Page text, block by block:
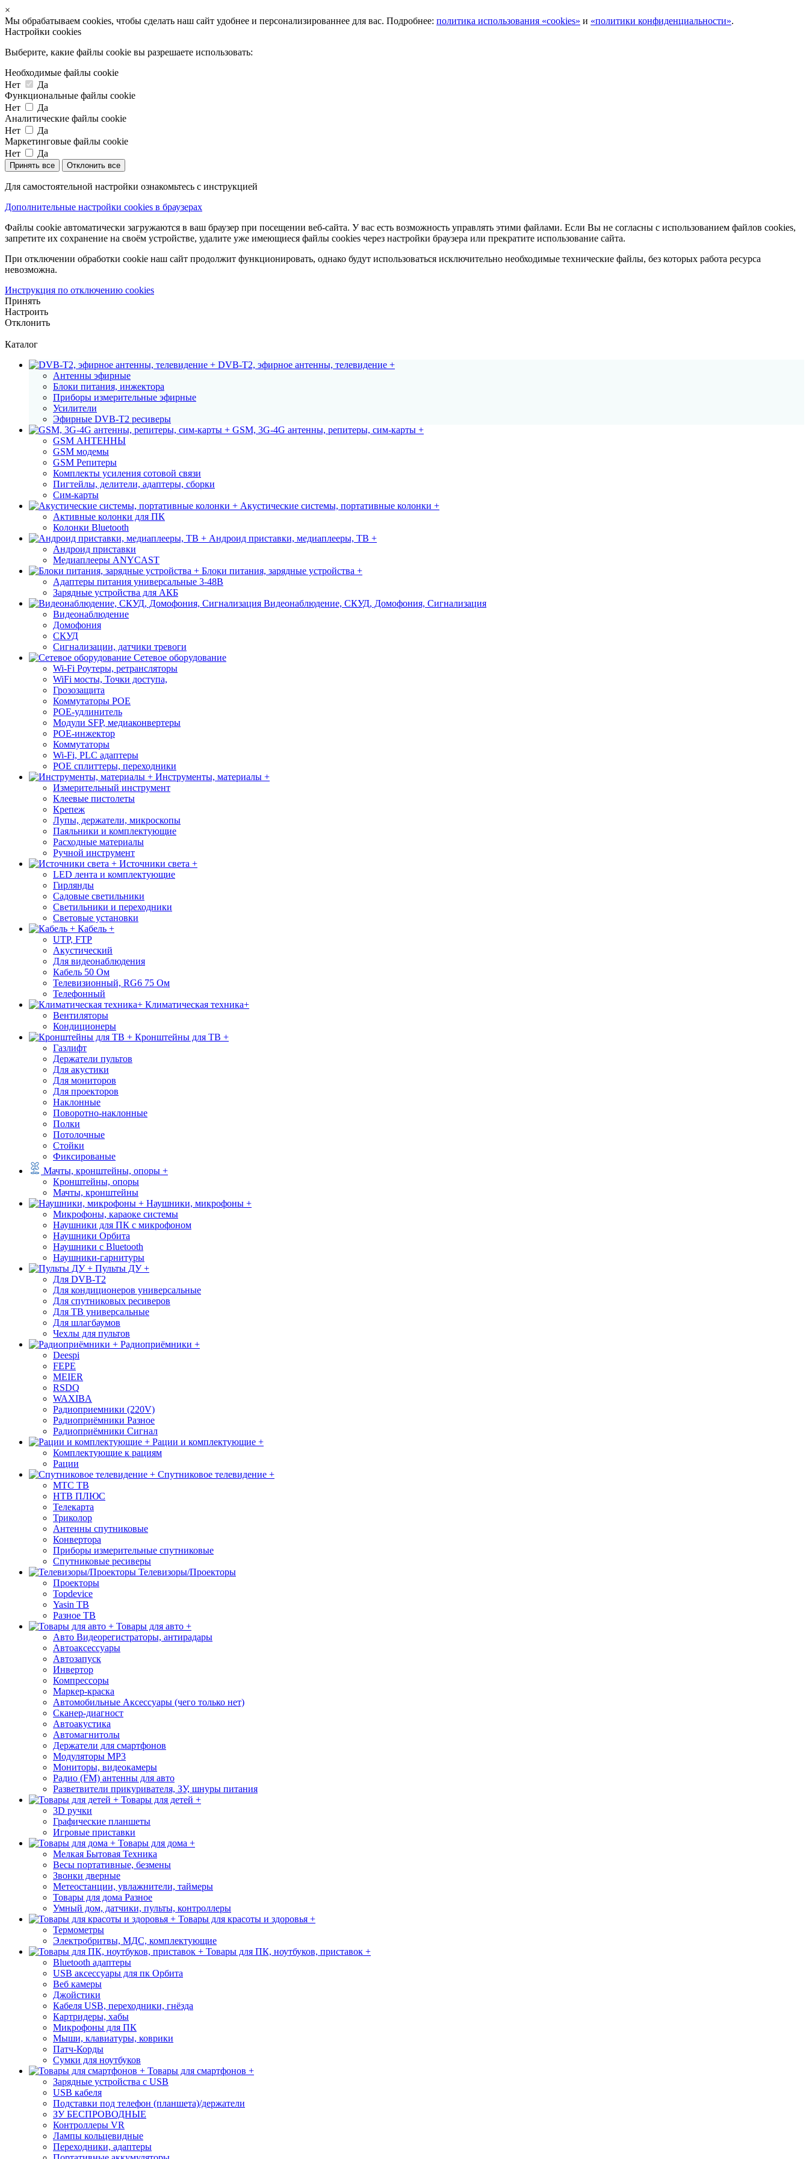
×
Мы обрабатываем cookies, чтобы сделать наш сайт удобнее и персонализированнее для вас. Подробнее: политика использования «cookies» и «политики конфиденциальности».
Настройки cookies
Выберите, какие файлы cookie вы разрешаете использовать:
Необходимые файлы cookie
Нет
Да
Функциональные файлы cookie
Нет
Да
Аналитические файлы cookie
Нет
Да
Маркетинговые файлы cookie
Нет
Да
Принять все Отклонить все
Для самостоятельной настройки ознакомьтесь с инструкцией
Дополнительные настройки cookies в браузерах
Файлы cookie автоматически загружаются в ваш браузер при посещении веб-сайта. У вас есть возможность управлять этими файлами. Если Вы не согласны с использованием файлов cookies,
запретите их сохранение на своём устройстве, удалите уже имеющиеся файлы cookies через настройки браузера или прекратите использование сайта.
При отключении обработки cookie наш сайт продолжит функционировать, однако будут использоваться исключительно необходимые технические файлы, без которых работа ресурса
невозможна.
Инструкция по отключению cookies
Принять
Настроить
Отклонить
Каталог
DVB-T2, эфирное антенны, телевидение +
Антенны эфирные
Блоки питания, инжектора
Приборы измерительные эфирные
Усилители
Эфирные DVB-T2 ресиверы
GSM, 3G-4G антенны, репитеры, сим-карты +
GSM АНТЕННЫ
GSM модемы
GSM Репитеры
Комплекты усиления сотовой связи
Пигтейлы, делители, адаптеры, сборки
Сим-карты
Акустические системы, портативные колонки +
Активные колонки для ПК
Колонки Bluetooth
Андроид приставки, медиаплееры, ТВ +
Андроид приставки
Медиаплееры ANYCAST
Блоки питания, зарядные устройства +
Адаптеры питания универсальные 3-48В
Зарядные устройства для АКБ
Видеонаблюдение, СКУД, Домофония, Сигнализация
Видеонаблюдение
Домофония
СКУД
Сигнализации, датчики тревоги
Сетевое оборудование
Wi-Fi Роутеры, ретрансляторы
WiFi мосты, Точки доступа,
Грозозащита
Коммутаторы POE
POE-удлинитель
Модули SFP, медиаконвертеры
POE-инжектор
Коммутаторы
Wi-Fi, PLC адаптеры
POE сплиттеры, переходники
Инструменты, материалы +
Измерительный инструмент
Клеевые пистолеты
Крепеж
Лупы, держатели, микроскопы
Паяльники и комплектующие
Расходные материалы
Ручной инструмент
Источники света +
LED лента и комплектующие
Гирлянды
Садовые светильники
Светильники и переходники
Световые установки
Кабель +
UTP, FTP
Акустический
Для видеонаблюдения
Кабель 50 Ом
Телевизионный, RG6 75 Ом
Телефонный
Климатическая техника+
Вентиляторы
Кондиционеры
Кронштейны для ТВ +
Газлифт
Держатели пультов
Для акустики
Для мониторов
Для проекторов
Наклонные
Поворотно-наклонные
Полки
Потолочные
Стойки
Фиксированые
Мачты, кронштейны, опоры +
Кронштейны, опоры
Мачты, кронштейны
Наушники, микрофоны +
Микрофоны, караоке системы
Наушники для ПК с микрофоном
Наушники Орбита
Наушники с Bluetooth
Наушники-гарнитуры
Пульты ДУ +
Для DVB-T2
Для кондиционеров универсальные
Для спутниковых ресиверов
Для ТВ универсальные
Для шлагбаумов
Чехлы для пультов
Радиоприёмники +
Deespi
FEPE
MEIER
RSDQ
WAXIBA
Радиоприемники (220V)
Радиоприёмники Разное
Радиоприёмники Сигнал
Рации и комплектующие +
Комплектующие к рациям
Рации
Спутниковое телевидение +
МТС ТВ
НТВ ПЛЮС
Телекарта
Триколор
Антенны спутниковые
Конвертора
Приборы измерительные спутниковые
Спутниковые ресиверы
Телевизоры/Проекторы
Проекторы
Topdevice
Yasin ТВ
Разное ТВ
Товары для авто +
Авто Видеорегистраторы, антирадары
Автоаксессуары
Автозапуск
Инвертор
Компрессоры
Маркер-краска
Автомобильные Аксессуары (чего только нет)
Сканер-диагност
Автоакустика
Автомагнитолы
Держатели для смартфонов
Модуляторы МР3
Мониторы, видеокамеры
Радио (FM) антенны для авто
Разветвители прикуривателя, ЗУ, шнуры питания
Товары для детей +
3D ручки
Графические планшеты
Игровые приставки
Товары для дома +
Мелкая Бытовая Техника
Весы портативные, безмены
Звонки дверные
Метеостанции, увлажнители, таймеры
Товары для дома Разное
Умный дом, датчики, пульты, контроллеры
Товары для красоты и здоровья +
Термометры
Электробритвы, МДС, комплектующие
Товары для ПК, ноутбуков, приставок +
Bluetooth адаптеры
USB аксессуары для пк Орбита
Веб камеры
Джойстики
Кабеля USB, переходники, гнёзда
Картридеры, хабы
Микрофоны для ПК
Мыши, клавиатуры, коврики
Патч-Корды
Сумки для ноутбуков
Товары для смартфонов +
Зарядные устройства с USB
USB кабеля
Подставки под телефон (планшета)/держатели
ЗУ БЕСПРОВОДНЫЕ
Контроллеры VR
Лампы кольцевидные
Переходники, адаптеры